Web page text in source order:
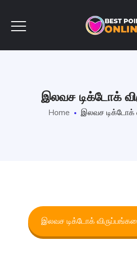
இலவச டிக்டோக்
Home இலவச டிக்டோக்
இலவச டிக்டோக்